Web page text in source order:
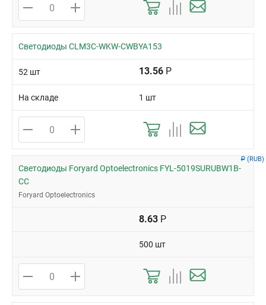
Р (RUB)
Светодиоды CLM3C-WKW-CWBYA153
52 шт 13.56 Р
На складе 1 шт
Светодиоды Foryard Optoelectronics FYL-5019SURUBW1B-
CC
Foryard Optoelectronics
8.63 Р
500 шт